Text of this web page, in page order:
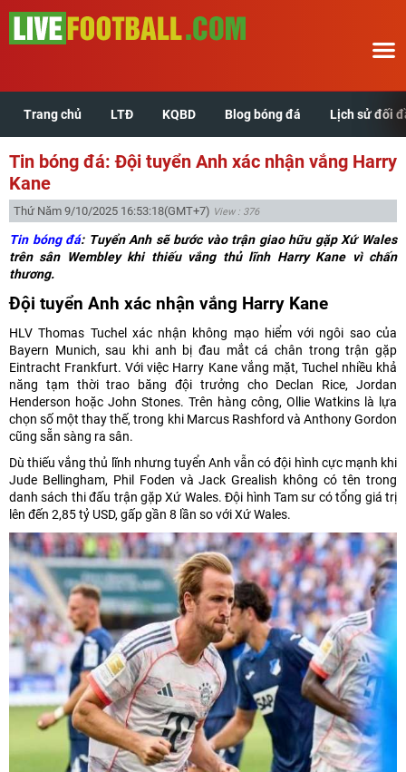
Trang chủ LTĐ KQBD Blog bóng đá Lịch sử đối
Tin bóng đá: Đội tuyển Anh xác nhận vắng Harry
Kane
Thứ Năm 9/10/2025 16:53:18(GMT+7) View : 376
Tin bóng đá: Tuyển Anh sẽ bước vào trận giao hữu gặp Xứ Wales
trên sân Wembley khi thiếu vắng thủ lĩnh Harry Kane vì chấn
thương.
Đội tuyển Anh xác nhận vắng Harry Kane
HLV Thomas Tuchel xác nhận không mạo hiểm với ngôi sao của
Bayern Munich, sau khi anh bị đau mắt cá chân trong trận gặp
Eintracht Frankfurt. Với việc Harry Kane vắng mặt, Tuchel nhiều khả
năng tạm thời trao băng đội trưởng cho Declan Rice, Jordan
Henderson hoặc John Stones. Trên hàng công, Ollie Watkins là lựa
chọn số một thay thế, trong khi Marcus Rashford và Anthony Gordon
cũng sẵn sàng ra sân.
Dù thiếu vắng thủ lĩnh nhưng tuyển Anh vẫn có đội hình cực mạnh khi
Jude Bellingham, Phil Foden và Jack Grealish không có tên trong
danh sách thi đấu trận gặp Xứ Wales. Đội hình Tam sư có tổng giá trị
lên đến 2,85 tỷ USD, gấp gần 8 lần so với Xứ Wales.
Trang chủ
LTĐ
KQBD
Blog bóng đá
Lịch sử đối đầu
Xem tuổi hợp